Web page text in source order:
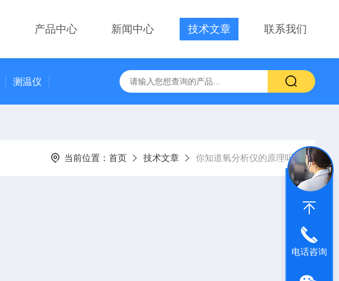
产品中心 新闻中心 技术文章 联系我们
测温仪
当前位置： 首页 技术文章 你知道氧分析仪的原理吗?
电话咨询